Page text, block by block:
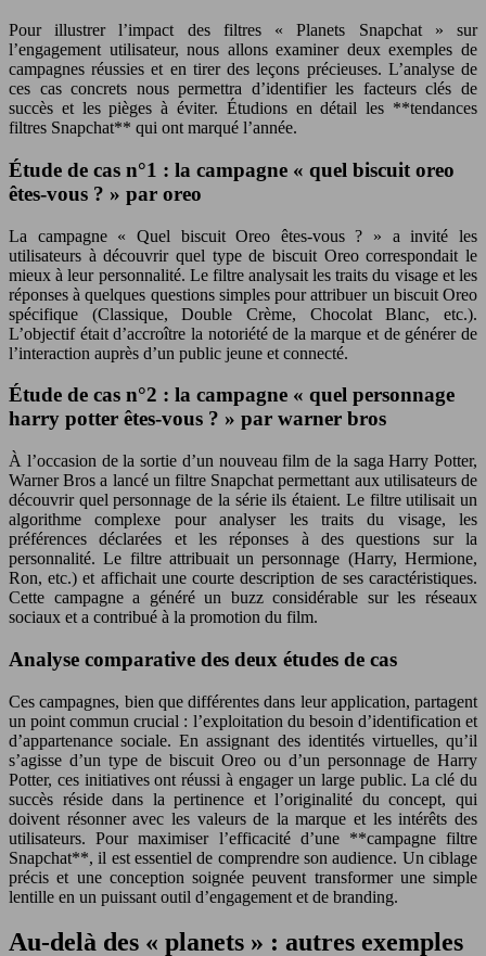
Pour illustrer l’impact des filtres « Planets Snapchat » sur
l’engagement utilisateur, nous allons examiner deux exemples de
campagnes réussies et en tirer des leçons précieuses. L’analyse de
ces cas concrets nous permettra d’identifier les facteurs clés de
succès et les pièges à éviter. Étudions en détail les **tendances
filtres Snapchat** qui ont marqué l’année.
Étude de cas n°1 : la campagne « quel biscuit oreo
êtes-vous ? » par oreo
La campagne « Quel biscuit Oreo êtes-vous ? » a invité les
utilisateurs à découvrir quel type de biscuit Oreo correspondait le
mieux à leur personnalité. Le filtre analysait les traits du visage et les
réponses à quelques questions simples pour attribuer un biscuit Oreo
spécifique (Classique, Double Crème, Chocolat Blanc, etc.).
L’objectif était d’accroître la notoriété de la marque et de générer de
l’interaction auprès d’un public jeune et connecté.
Étude de cas n°2 : la campagne « quel personnage
harry potter êtes-vous ? » par warner bros
À l’occasion de la sortie d’un nouveau film de la saga Harry Potter,
Warner Bros a lancé un filtre Snapchat permettant aux utilisateurs de
découvrir quel personnage de la série ils étaient. Le filtre utilisait un
algorithme complexe pour analyser les traits du visage, les
préférences déclarées et les réponses à des questions sur la
personnalité. Le filtre attribuait un personnage (Harry, Hermione,
Ron, etc.) et affichait une courte description de ses caractéristiques.
Cette campagne a généré un buzz considérable sur les réseaux
sociaux et a contribué à la promotion du film.
Analyse comparative des deux études de cas
Ces campagnes, bien que différentes dans leur application, partagent
un point commun crucial : l’exploitation du besoin d’identification et
d’appartenance sociale. En assignant des identités virtuelles, qu’il
s’agisse d’un type de biscuit Oreo ou d’un personnage de Harry
Potter, ces initiatives ont réussi à engager un large public. La clé du
succès réside dans la pertinence et l’originalité du concept, qui
doivent résonner avec les valeurs de la marque et les intérêts des
utilisateurs. Pour maximiser l’efficacité d’une **campagne filtre
Snapchat**, il est essentiel de comprendre son audience. Un ciblage
précis et une conception soignée peuvent transformer une simple
lentille en un puissant outil d’engagement et de branding.
Au-delà des « planets » : autres exemples